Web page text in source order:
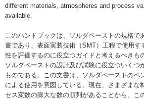
different materials, atmospheres and process
available.
このハンドブックは、ソルダペーストの規格で
書であり、表面実装技術（SMT）工程で使用す
性を評価するのに役立つガイドと考えるべきも
ソルダペーストの設計及び試験に役立ついくつ
ものである。この文書は、ソルダペーストのベ
による使用を意図している。現在、さまざまな
セス変数の膨大な数の順列があることから、こ